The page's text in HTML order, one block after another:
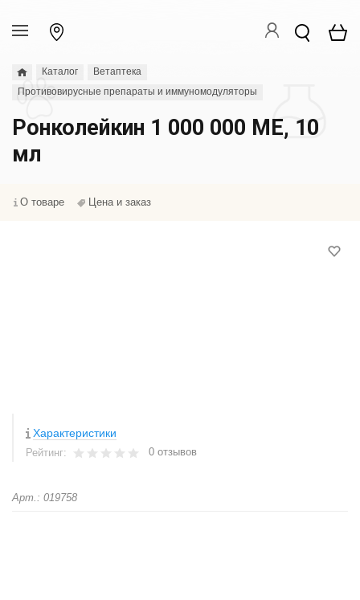
Каталог
Ветаптека
Противовирусные препараты и иммуномодуляторы
Ронколейкин 1 000 000 МЕ, 10
мл
О товаре Цена и заказ
Характеристики
Рейтинг: 0 отзывов
Арт.: 019758